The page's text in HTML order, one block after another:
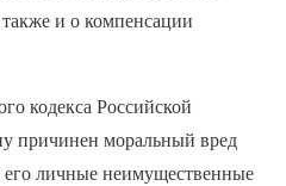
и о компенсации
кодекса Российской
причинен моральный вред
личные неимущественные